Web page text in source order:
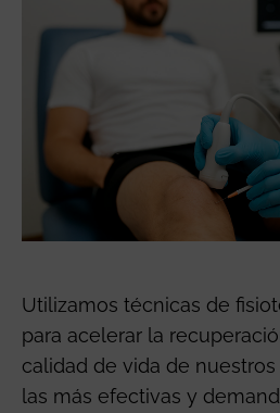
Utilizamos técnicas de
para acelerar la
calidad de vida de
las más efectivas y